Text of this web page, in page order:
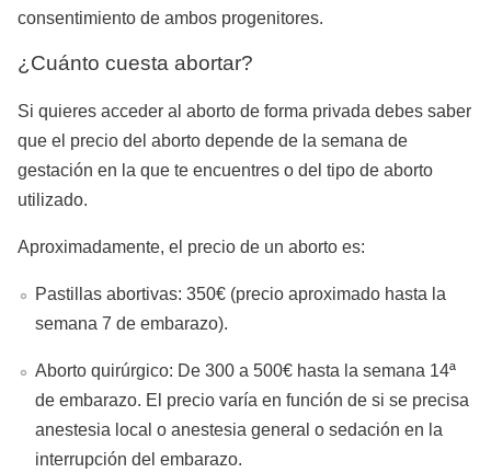
consentimiento de ambos progenitores.
¿Cuánto cuesta abortar?
Si quieres acceder al aborto de forma privada debes saber
que el precio del aborto depende de la semana de
gestación en la que te encuentres o del tipo de aborto
utilizado.
Aproximadamente, el precio de un aborto es:
Pastillas abortivas: 350€ (precio aproximado hasta la
semana 7 de embarazo).
Aborto quirúrgico: De 300 a 500€ hasta la semana 14ª
de embarazo. El precio varía en función de si se precisa
anestesia local o anestesia general o sedación en la
interrupción del embarazo.